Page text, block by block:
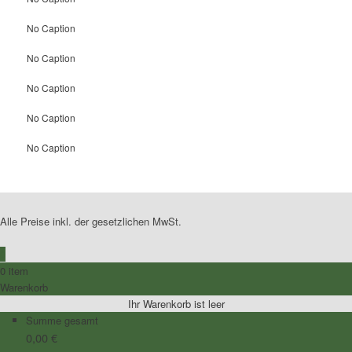
No Caption
No Caption
No Caption
No Caption
No Caption
Alle Preise inkl. der gesetzlichen MwSt.
0 item
Warenkorb
Ihr Warenkorb ist leer
Summe gesamt
0,00 €